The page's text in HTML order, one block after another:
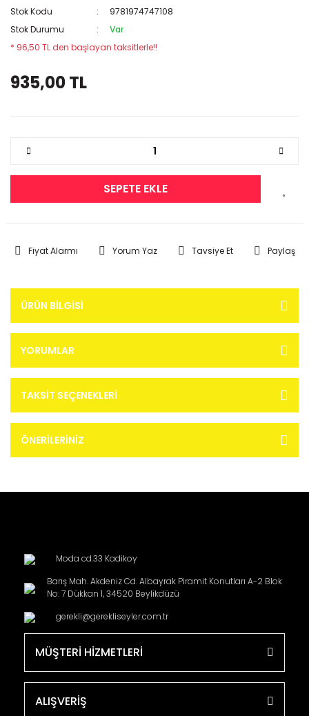
Stok Kodu
9781974747108
Stok Durumu
Var
* 96,50 TL den başlayan taksitlerle!!
935,00 TL
SEPETE EKLE
Fiyat Alarmı Yorum Yaz Tavsiye Et Paylaş
ÜRÜN BILGISI
YORUMLAR
TAKSIT SEÇENEKLERI
ÖNERILERINIZ
Moda cd.33 Kadikoy
Barış Mah. Akdeniz Cd. Albayrak Piramit Konutları A-2 Blok
No: 7 Dükkan 1, 34520 Beylikdüzü
gerekli@gerekliseyler.com.tr
MÜŞTERİ HİZMETLERİ
ALIŞVERİŞ